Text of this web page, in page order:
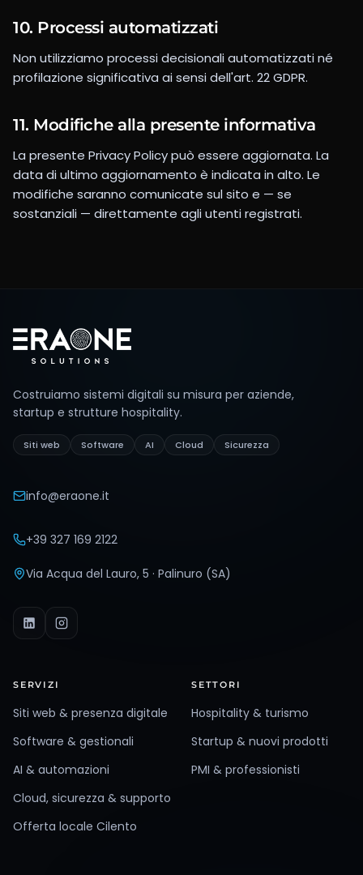
10. Processi automatizzati
Non utilizziamo processi decisionali automatizzati né
profilazione significativa ai sensi dell'art. 22 GDPR.
11. Modifiche alla presente informativa
La presente Privacy Policy può essere aggiornata. La
data di ultimo aggiornamento è indicata in alto. Le
modifiche saranno comunicate sul sito e — se
sostanziali — direttamente agli utenti registrati.
Costruiamo sistemi digitali su misura per aziende,
startup e strutture hospitality.
Siti web Software AI Cloud Sicurezza
info@eraone.it
+39 327 169 2122
Via Acqua del Lauro, 5 · Palinuro (SA)
SERVIZI
Siti web & presenza digitale
Software & gestionali
AI & automazioni
Cloud, sicurezza & supporto
Offerta locale Cilento
SETTORI
Hospitality & turismo
Startup & nuovi prodotti
PMI & professionisti